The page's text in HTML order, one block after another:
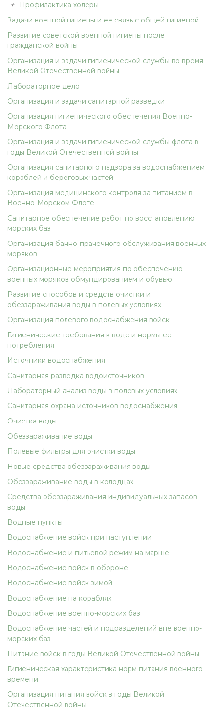
+
Профилактика холеры
Задачи военной гигиены и ее связь с общей гигиеной
Развитие советской военной гигиены после
гражданской войны
Организация и задачи гигиенической службы во время
Великой Отечественной войны
Лабораторное дело
Организация и задачи санитарной разведки
Организация гигиенического обеспечения Военно-
Морского Флота
Организация и задачи гигиенической службы флота в
годы Великой Отечественной войны
Организация санитарного надзора за водоснабжением
кораблей и береговых частей
Организация медицинского контроля за питанием в
Военно-Морском Флоте
Санитарное обеспечение работ по восстановлению
морских баз
Организация банно-прачечного обслуживания военных
моряков
Организационные мероприятия по обеспечению
военных моряков обмундированием и обувью
Развитие способов и средств очистки и
обеззараживания воды в полевых условиях
Организация полевого водоснабжения войск
Гигиенические требования к воде и нормы ее
потребления
Источники водоснабжения
Санитарная разведка водоисточников
Лабораторный анализ воды в полевых условиях
Санитарная охрана источников водоснабжения
Очистка воды
Обеззараживание воды
Полевые фильтры для очистки воды
Новые средства обеззараживания воды
Обеззараживание воды в колодцах
Средства обеззараживания индивидуальных запасов
воды
Водные пункты
Водоснабжение войск при наступлении
Водоснабжение и питьевой режим на марше
Водоснабжение войск в обороне
Водоснабжение войск зимой
Водоснабжение на кораблях
Водоснабжение военно-морских баз
Водоснабжение частей и подразделений вне военно-
морских баз
Питание войск в годы Великой Отечественной войны
Гигиеническая характеристика норм питания военного
времени
Организация питания войск в годы Великой
Отечественной войны